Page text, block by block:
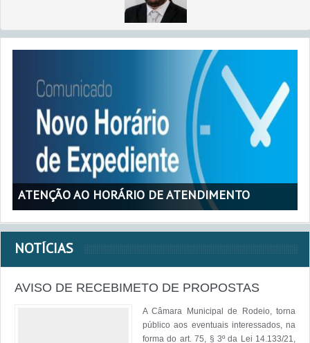
ATENÇÃO AO HORÁRIO DE ATENDIMENTO
NOTÍCIAS
AVISO DE RECEBIMETO DE PROPOSTAS
A Câmara Municipal de Rodeio, torna
público aos eventuais interessados, na
forma do art. 75, § 3º da Lei 14.133/21,